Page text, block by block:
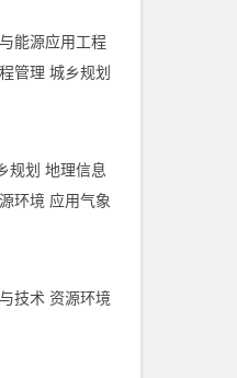
能源应用工程
管理 城乡规划
规划 地理信息
环境 应用气象
技术 资源环境